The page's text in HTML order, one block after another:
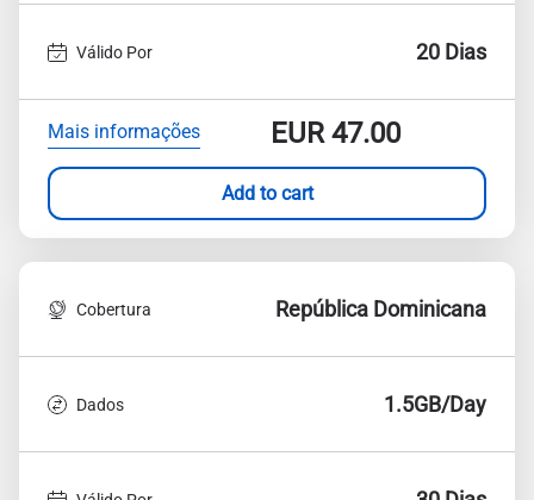
Válido Por 20 Dias
Mais informações EUR47.00
Add to cart
Cobertura República Dominicana
Dados 1.5GB/Day